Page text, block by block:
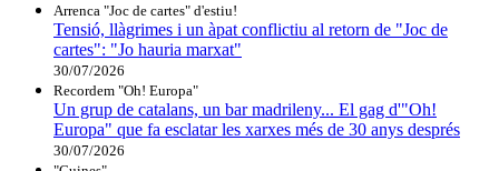
Arrenca "Joc de cartes" d'estiu!
Tensió, llàgrimes i un àpat conflictiu al retorn de "Joc de
cartes": "Jo hauria marxat"
30/07/2026
Recordem "Oh! Europa"
Un grup de catalans, un bar madrileny... El gag d'"Oh!
Europa" que fa esclatar les xarxes més de 30 anys després
30/07/2026